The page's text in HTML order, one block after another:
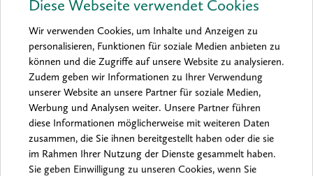
Diese Webseite verwendet Cookies
Wir verwenden Cookies, um Inhalte und Anzeigen zu
personalisieren, Funktionen für soziale Medien anbieten zu
können und die Zugriffe auf unsere Website zu analysieren.
Zudem geben wir Informationen zu Ihrer Verwendung
unserer Website an unsere Partner für soziale Medien,
Werbung und Analysen weiter. Unsere Partner führen
diese Informationen möglicherweise mit weiteren Daten
zusammen, die Sie ihnen bereitgestellt haben oder die sie
im Rahmen Ihrer Nutzung der Dienste gesammelt haben.
Sie geben Einwilligung zu unseren Cookies, wenn Sie
Kunst & Künstler Material & Inspiration
Materialkunde Mein Material News Porträt Praxis
Archiv: 2026 2025 2024 2023 2022 2021
2017